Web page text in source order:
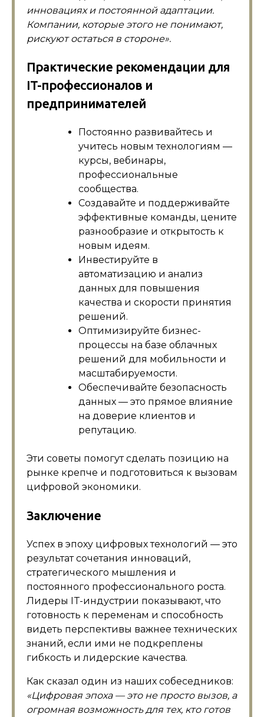
инновациях и постоянной адаптации.
Компании, которые этого не понимают,
рискуют остаться в стороне».
Практические рекомендации для
IT-профессионалов и
предпринимателей
Постоянно развивайтесь и
учитесь новым технологиям —
курсы, вебинары,
профессиональные
сообщества.
Создавайте и поддерживайте
эффективные команды, цените
разнообразие и открытость к
новым идеям.
Инвестируйте в
автоматизацию и анализ
данных для повышения
качества и скорости принятия
решений.
Оптимизируйте бизнес-
процессы на базе облачных
решений для мобильности и
масштабируемости.
Обеспечивайте безопасность
данных — это прямое влияние
на доверие клиентов и
репутацию.
Эти советы помогут сделать позицию на
рынке крепче и подготовиться к вызовам
цифровой экономики.
Заключение
Успех в эпоху цифровых технологий — это
результат сочетания инноваций,
стратегического мышления и
постоянного профессионального роста.
Лидеры IT-индустрии показывают, что
готовность к переменам и способность
видеть перспективы важнее технических
знаний, если ими не подкреплены
гибкость и лидерские качества.
Как сказал один из наших собеседников:
«Цифровая эпоха — это не просто вызов, а
огромная возможность для тех, кто готов